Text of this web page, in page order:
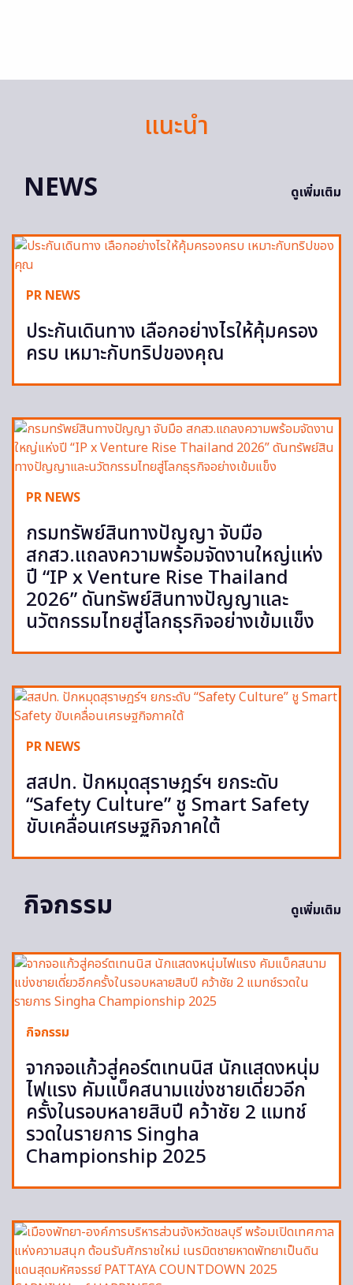
แนะนำ
NEWS
ดูเพิ่มเติม
PR NEWS
ประกันเดินทาง เลือกอย่างไรให้คุ้มครอง
ครบ เหมาะกับทริปของคุณ
PR NEWS
กรมทรัพย์สินทางปัญญา จับมือ
สกสว.แถลงความพร้อมจัดงานใหญ่แห่ง
ปี “IP x Venture Rise Thailand
2026” ดันทรัพย์สินทางปัญญาและ
นวัตกรรมไทยสู่โลกธุรกิจอย่างเข้มแข็ง
PR NEWS
สสปท. ปักหมุดสุราษฎร์ฯ ยกระดับ
“Safety Culture” ชู Smart Safety
ขับเคลื่อนเศรษฐกิจภาคใต้
กิจกรรม ดูเพิ่มเติม
กิจกรรม
จากจอแก้วสู่คอร์ตเทนนิส นักแสดงหนุ่ม
ไฟแรง คัมแบ็คสนามแข่งชายเดี่ยวอีก
ครั้งในรอบหลายสิบปี คว้าชัย 2 แมทช์
รวดในรายการ Singha
Championship 2025